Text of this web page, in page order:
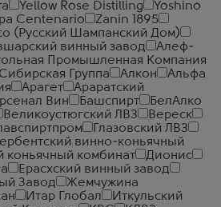
Yellow Rose Distilling
Yoshino
Centenario
Zanin 1895
(Русский Шампанский Дом)
винный завод
Алеф-
Промышленная Компания
Группа Алкон
Альфа
Арагет
Араратский
Вин Башспирт
БелАлко
Великоустюгский ЛВЗ
Вереск
Глазовский ЛВЗ
винно-коньячный
коньячный комбинат
Дионис
Ерасхский винный завод
Завод
Жемчужина
Итар Глобал
Иткульский